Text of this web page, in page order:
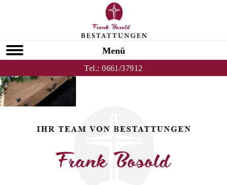
Menü
Tel.:0661/37912